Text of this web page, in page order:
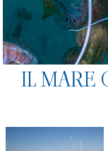
IL MARE